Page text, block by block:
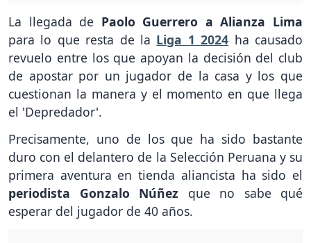
La llegada de Paolo Guerrero a Alianza Lima
para lo que resta de la Liga 1 2024 ha causado
revuelo entre los que apoyan la decisión del club
de apostar por un jugador de la casa y los que
cuestionan la manera y el momento en que llega
el 'Depredador'.
Precisamente, uno de los que ha sido bastante
duro con el delantero de la Selección Peruana y su
primera aventura en tienda aliancista ha sido el
periodista Gonzalo Núñez que no sabe qué
esperar del jugador de 40 años.